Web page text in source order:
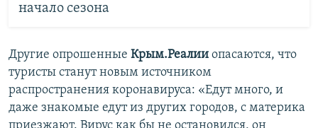
начало сезона
Другие опрошенные Крым.Реалии опасаются, что
туристы станут новым источником
распространения коронавируса: «Едут много, и
даже знакомые едут из других городов, с материка